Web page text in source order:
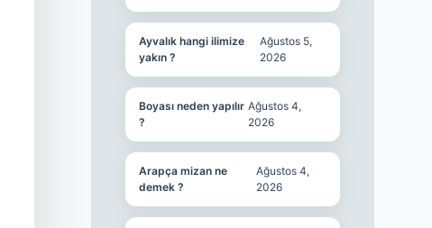
Ayvalık hangi ilimize
yakın ?
Ağustos 5,
2026
Boyası neden yapılır
?
Ağustos 4,
2026
Arapça mizan ne
demek ?
Ağustos 4,
2026